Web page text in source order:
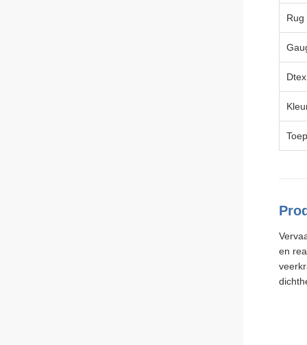
Rug
Dtex
en